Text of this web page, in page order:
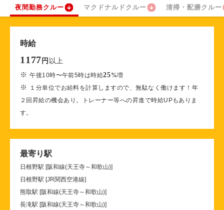
夜間勤務クルー マクドナルドクルー 清掃・配膳クルー
時給
1177 円 以上
※午後10時〜午前5時は時給25%増
※
１分単位でお給料を計算しますので、無駄なく働けます！年
２回昇給の機会あり。トレーナー等への昇進で時給UPもありま
す。
最寄り駅
日根野駅 [阪和線(天王寺～和歌山)]
日根野駅 [JR関西空港線]
熊取駅 [阪和線(天王寺～和歌山)]
長滝駅 [阪和線(天王寺～和歌山)]